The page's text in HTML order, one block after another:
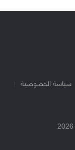
سياسة الخصوصية